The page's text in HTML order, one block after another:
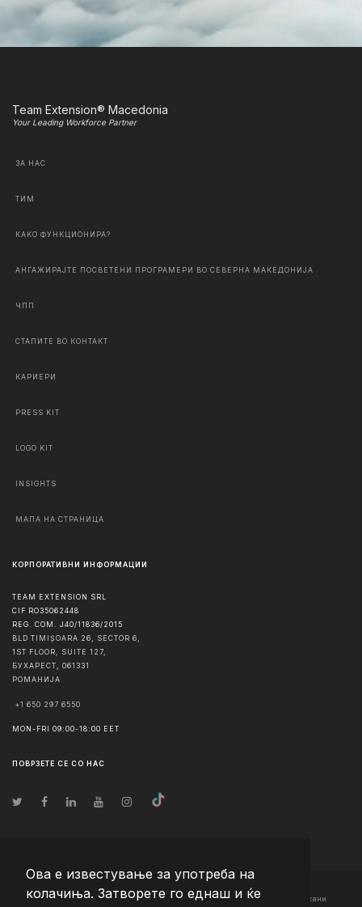
Ова е известување за употреба на
колачиња. Затворете го еднаш и ќе
Team Extension® Macedonia
Your Leading Workforce Partner
ЗА НАС
ТИМ
КАКО ФУНКЦИОНИРА?
АНГАЖИРАЈТЕ ПОСВЕТЕНИ ПРОГРАМЕРИ ВО СЕВЕРНА МАКЕДОНИЈА
ЧПП
СТАПИТЕ ВО КОНТАКТ
КАРИЕРИ
PRESS KIT
LOGO KIT
INSIGHTS
МАПА НА СТРАНИЦА
КОРПОРАТИВНИ ИНФОРМАЦИИ
TEAM EXTENSION SRL
CIF RO35062448
REG. COM. J40/11836/2015
BLD TIMIȘOARA 26, SECTOR 6,
1ST FLOOR, SUITE 127,
БУХАРЕСТ
061331
РОМАНИЈА
+1 650 297 6550
MON-FRI 09:00-18:00 EET
ПОВРЗЕТЕ СЕ СО НАС
© Авторско право2026 Team Extension Macedonia - Сите права задржани